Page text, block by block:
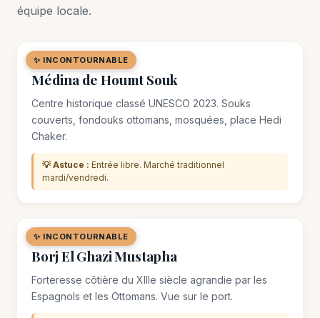
équipe locale.
✨ INCONTOURNABLE
🏘️ QUARTIER
Médina de Houmt Souk
Centre historique classé UNESCO 2023. Souks
couverts, fondouks ottomans, mosquées, place Hedi
Chaker.
💡 Astuce : Entrée libre. Marché traditionnel
mardi/vendredi.
✨ INCONTOURNABLE
🏛️ MONUMENT
Borj El Ghazi Mustapha
Forteresse côtière du XIIIe siècle agrandie par les
Espagnols et les Ottomans. Vue sur le port.